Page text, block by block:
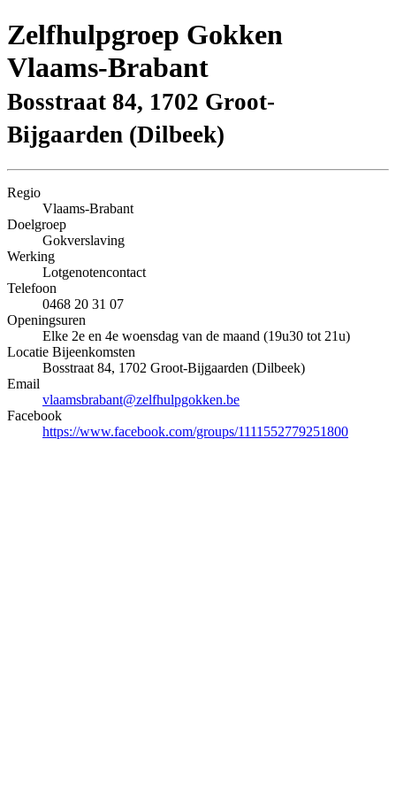
Zelfhulpgroep Gokken
Vlaams-Brabant
Bosstraat 84, 1702 Groot-
Bijgaarden (Dilbeek)
Regio
Vlaams-Brabant
Doelgroep
Gokverslaving
Werking
Lotgenotencontact
Telefoon
0468 20 31 07
Openingsuren
Elke 2e en 4e woensdag van de maand (19u30 tot 21u)
Locatie Bijeenkomsten
Bosstraat 84, 1702 Groot-Bijgaarden (Dilbeek)
Email
vlaamsbrabant@zelfhulpgokken.be
Facebook
https://www.facebook.com/groups/1111552779251800